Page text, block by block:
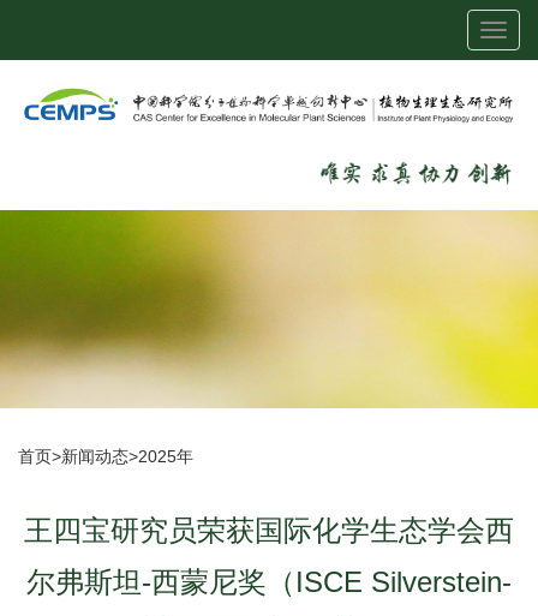
首页>新闻动态>2025年
王四宝研究员荣获国际化学生态学会西
尔弗斯坦-西蒙尼奖（ISCE Silverstein-